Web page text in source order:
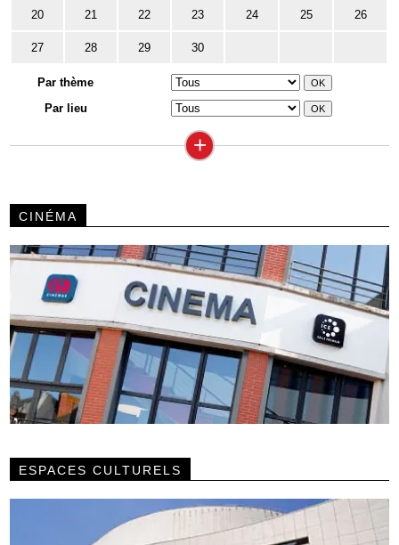
20 21 22 23 24 25 26
27 28 29 30
Par thème
Par lieu
+
CINÉMA
ESPACES CULTURELS